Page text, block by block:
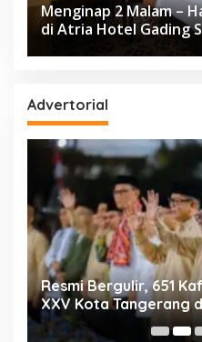
Menginap 2 Malam –
di Atria Hotel Gading
Advertorial
Resmi Bergulir, 651
XXV Kota Tangerang